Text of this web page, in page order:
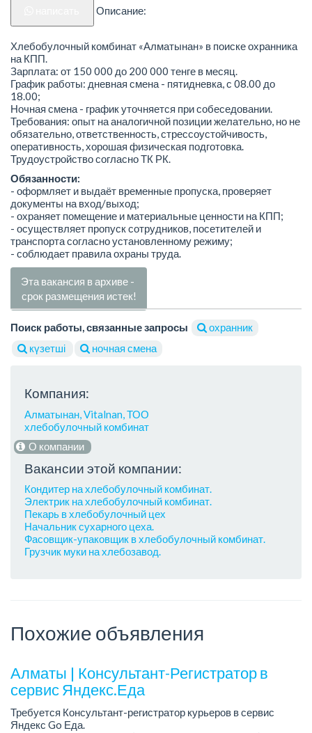
Описание:
Хлебобулочный комбинат «Алматынан» в поиске охранника
на КПП.
Зарплата: от 150 000 до 200 000 тенге в месяц.
График работы: дневная смена - пятидневка, с 08.00 до
18.00;
Ночная смена - график уточняется при собеседовании.
Требования: опыт на аналогичной позиции желательно, но не
обязательно, ответственность, стрессоустойчивость,
оперативность, хорошая физическая подготовка.
Трудоустройство согласно ТК РК.
Обязанности:
- оформляет и выдаёт временные пропуска, проверяет
документы на вход/выход;
- охраняет помещение и материальные ценности на КПП;
- осуществляет пропуск сотрудников, посетителей и
транспорта согласно установленному режиму;
- соблюдает правила охраны труда.
Эта вакансия в архиве -
срок размещения истек!
Поиск работы, связанные запросы
охранник
күзетші
ночная смена
Компания:
Алматынан, Vitalnan, ТОО
хлебобулочный комбинат
О компании
Вакансии этой компании:
Кондитер на хлебобулочный комбинат.
Электрик на хлебобулочный комбинат.
Пекарь в хлебобулочный цех
Начальник сухарного цеха.
Фасовщик-упаковщик в хлебобулочный комбинат.
Грузчик муки на хлебозавод.
Похожие объявления
Алматы | Консультант-Регистратор в
сервис Яндекс.Еда
Требуется Консультант-регистратор курьеров в сервис
Яндекс Go Еда.